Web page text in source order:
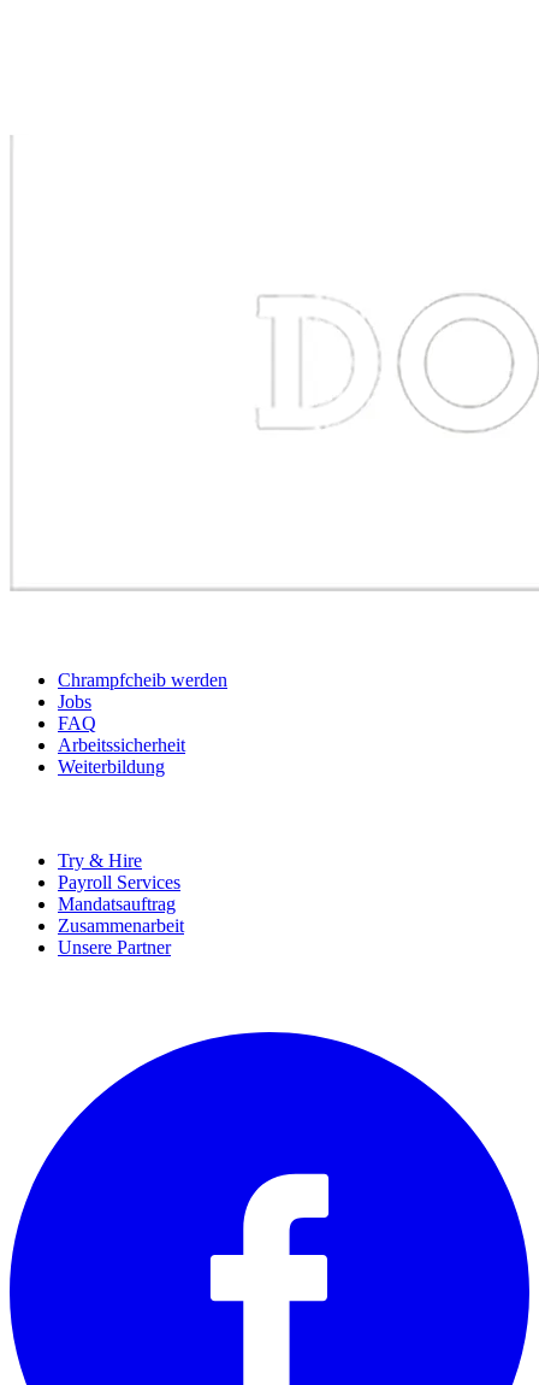
Chrampfcheib werden
Jobs
FAQ
Arbeitssicherheit
Weiterbildung
Try & Hire
Payroll Services
Mandatsauftrag
Zusammenarbeit
Unsere Partner